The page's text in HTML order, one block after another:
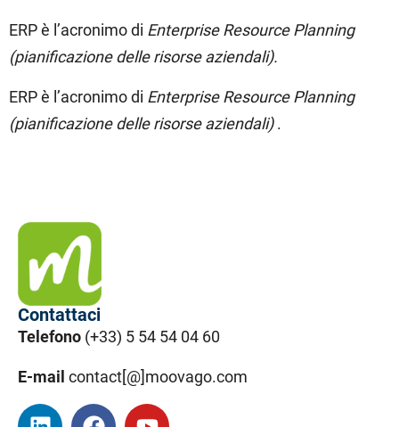
ERP è l’acronimo di Enterprise Resource Planning
(pianificazione delle risorse aziendali).
ERP è l’acronimo di Enterprise Resource Planning
(pianificazione delle risorse aziendali).
Contattaci
Telefono (+33) 5 54 54 04 60
E-mail contact[@]moovago.com